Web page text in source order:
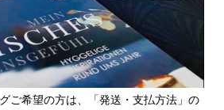
ご希望の方は、「発送・支払方法」の